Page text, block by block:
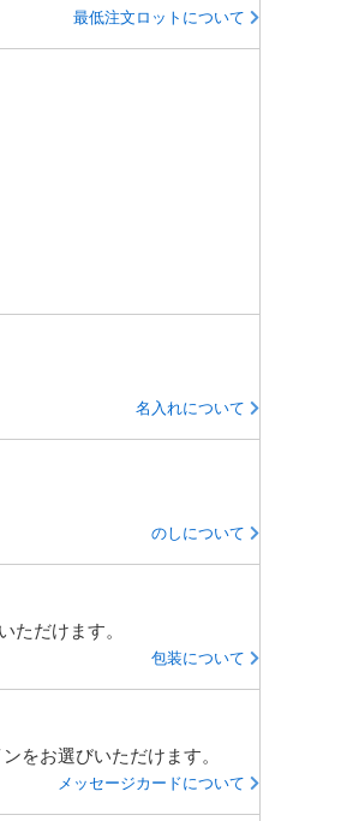
最低注文ロットについて
名入れについて
のしについて
ただけます。
包装について
をお選びいただけます。
メッセージカードについて